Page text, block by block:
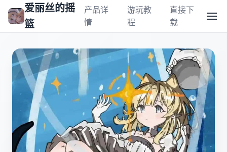
爱丽丝的摇
篮
产品详
情
游玩教
程
直接下
载